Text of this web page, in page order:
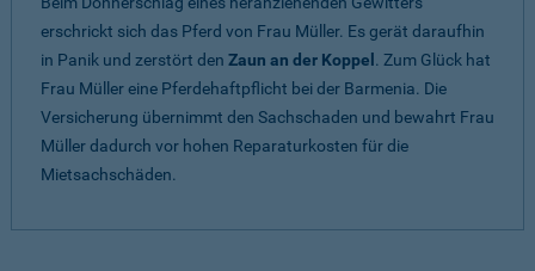
erschrickt sich das Pferd von Frau Müller. Es gerät daraufhin
in Panik und zerstört den Zaun an der Koppel . Zum Glück hat
Frau Müller eine Pferdehaftpflicht bei der Barmenia. Die
Versicherung übernimmt den Sachschaden und bewahrt Frau
Müller dadurch vor hohen Reparaturkosten für die
Mietsachschäden.